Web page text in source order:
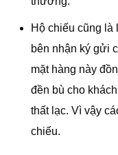
Hộ chiếu cũng là
bên nhận ký gửi
mặt hàng này
đền bù cho
thất lạc. Vì vậy
chiếu.